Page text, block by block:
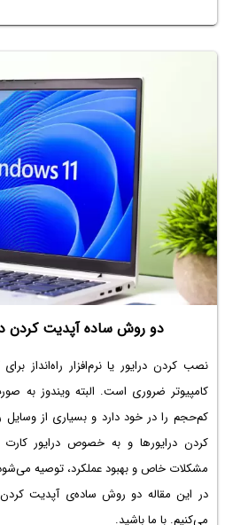
دو روش ساده آپدیت کردن
نصب کردن درایور یا نرم‌افزار راه‌انداز
کامپیوتر ضروری است. البته ویندوز به
کم‌حجم را در خود دارد و بسیاری از وسایل
کردن درایورها و به خصوص درایور
مشکلات خاص و بهبود عملکرد، توصیه
می‌کنیم. با ما باشید.